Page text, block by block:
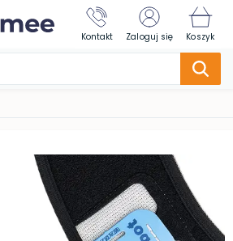
Kontakt Zaloguj się Koszyk